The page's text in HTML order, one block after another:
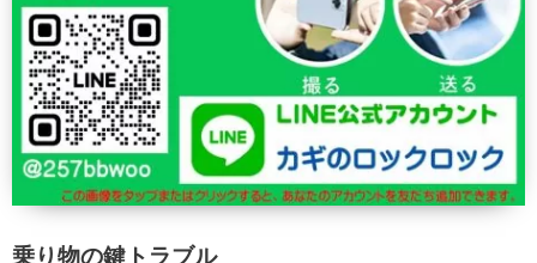
乗り物の鍵トラブル